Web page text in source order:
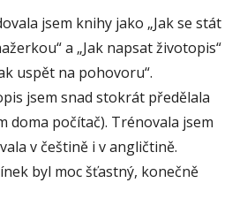
jsem knihy jako „Jak se stát
a „Jak napsat životopis“
uspět na pohovoru“.
jsem snad stokrát předělala
doma počítač). Trénovala jsem
v češtině i v angličtině.
byl moc šťastný, konečně